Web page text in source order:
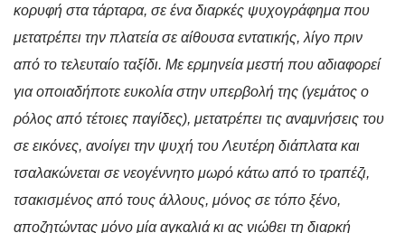
κορυφή στα τάρταρα, σε ένα διαρκές ψυχογράφημα που
μετατρέπει την πλατεία σε αίθουσα εντατικής, λίγο πριν
από το τελευταίο ταξίδι. Με ερμηνεία μεστή που αδιαφορεί
για οποιαδήποτε ευκολία στην υπερβολή της (γεμάτος ο
ρόλος από τέτοιες παγίδες), μετατρέπει τις αναμνήσεις του
σε εικόνες, ανοίγει την ψυχή του Λευτέρη διάπλατα και
τσαλακώνεται σε νεογέννητο μωρό κάτω από το τραπέζι,
τσακισμένος από τους άλλους, μόνος σε τόπο ξένο,
αποζητώντας μόνο μία αγκαλιά κι ας νιώθει τη διαρκή